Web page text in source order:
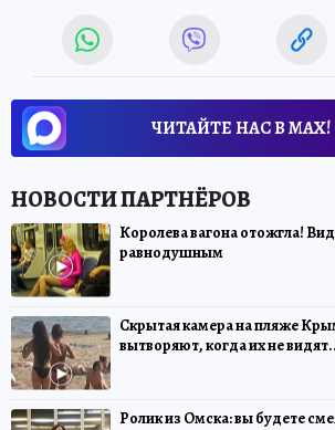
ЧИТАЙТЕ НАС В МАХ!
Королева вагона отожгла!
равнодушным
Скрытая камера на пляже
вытворяют, когда их не
Ролик из Омска: вы будете